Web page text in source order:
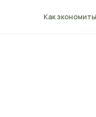
Как экономить